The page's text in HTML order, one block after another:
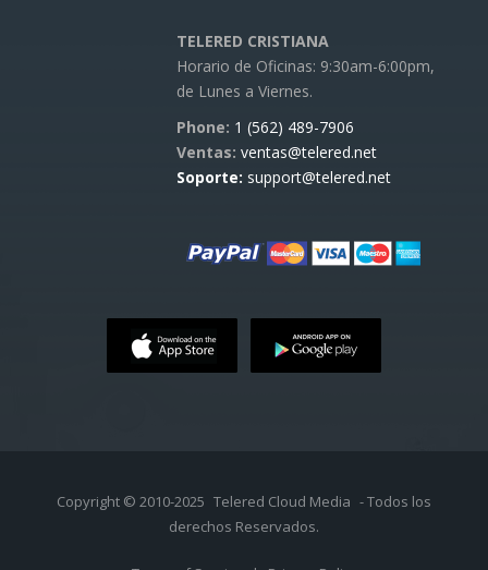
TELERED CRISTIANA
Horario de Oficinas: 9:30am-6:00pm,
de Lunes a Viernes.
Phone: 1 (562) 489-7906
Ventas: ventas@telered.net
Soporte: support@telered.net
Copyright © 2010-2025 Telered Cloud Media - Todos los
derechos Reservados.